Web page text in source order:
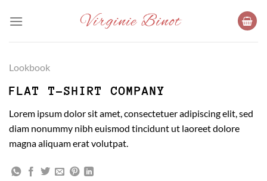
Lookbook
FLAT T-SHIRT COMPANY
Lorem ipsum dolor sit amet, consectetuer adipiscing elit, sed
diam nonummy nibh euismod tincidunt ut laoreet dolore
magna aliquam erat volutpat.